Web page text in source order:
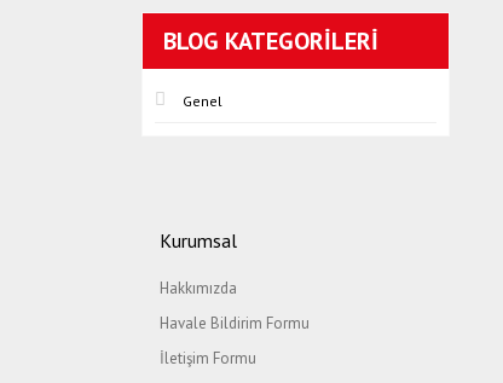
BLOG KATEGORILERI
Genel
Kurumsal
Hakkımızda
Havale Bildirim Formu
İletişim Formu